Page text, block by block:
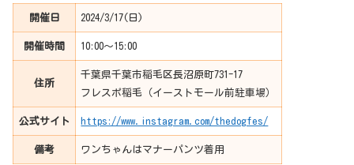
開催日 2024/3/17(日)
開催時間 10:00〜15:00
住所
千葉県千葉市稲毛区長沼原町731-17
フレスポ稲毛（イーストモール前駐車場）
公式サイト https://www.instagram.com/thedogfes/
備考 ワンちゃんはマナーパンツ着用